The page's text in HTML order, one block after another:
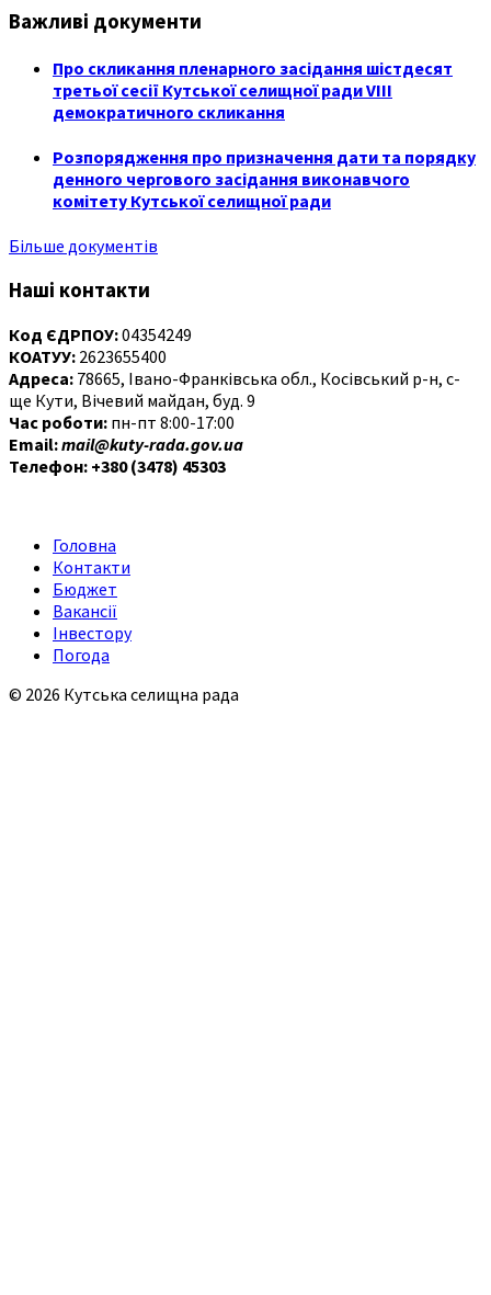
Важливі документи
Про скликання пленарного засідання шістдесят
третьої сесії Кутської селищної ради VIII
демократичного скликання
Розпорядження про призначення дати та порядку
денного чергового засідання виконавчого
комітету Кутської селищної ради
Більше документів
Наші контакти
Код ЄДРПОУ:04354249
КОАТУУ: 2623655400
Адреса: 78665, Івано-Франківська обл., Косівський р-н, с-
ще Кути, Вічевий майдан, буд. 9
Час роботи: пн-пт 8:00-17:00
Email:mail@kuty-rada.gov.ua
Телефон: +380 (3478) 45303
Головна
Контакти
Бюджет
Вакансії
Інвестору
Погода
© 2026 Кутська селищна рада